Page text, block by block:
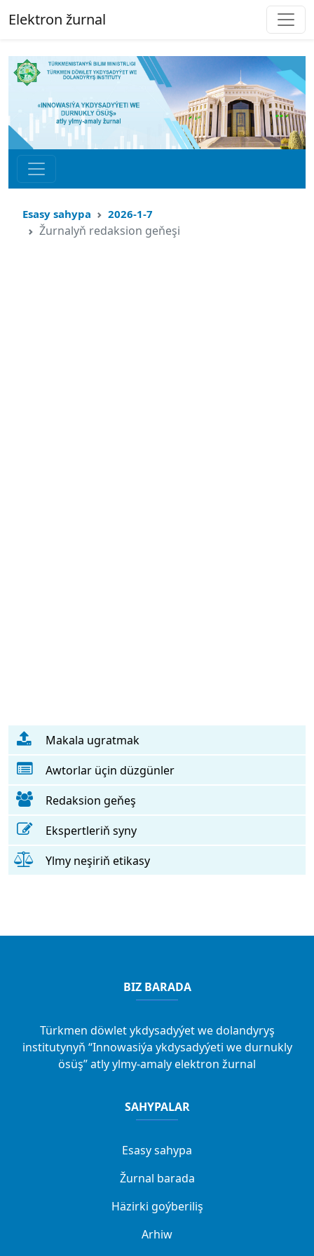
Elektron žurnal
Esasy sahypa 2026-1-7
Žurnalyň redaksion geňeşi
Makala ugratmak
Awtorlar üçin düzgünler
Redaksion geňeş
Ekspertleriň syny
Ylmy neşiriň etikasy
BIZ BARADA
Türkmen döwlet ykdysadyýet we dolandyryş
institutynyň “Innowasiýa ykdysadyýeti we durnukly
ösüş” atly ylmy-amaly elektron žurnal
SAHYPALAR
Esasy sahypa
Žurnal barada
Häzirki goýberiliş
Arhiw